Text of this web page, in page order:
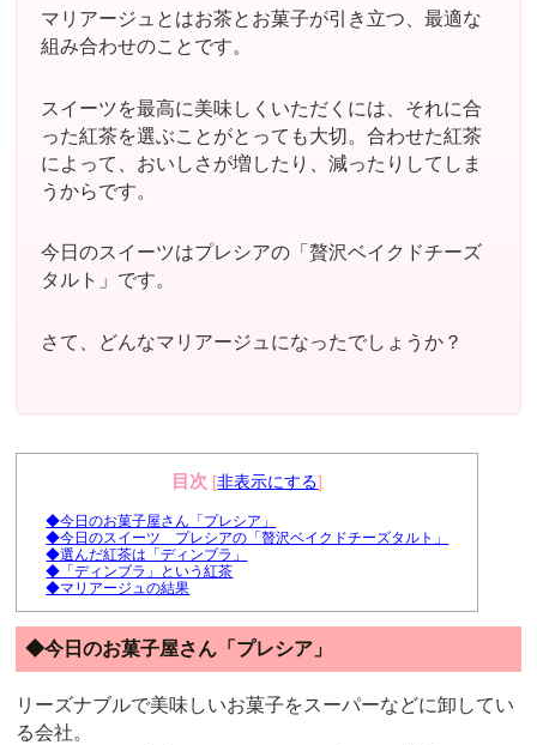
マリアージュとはお茶とお菓子が引き立つ、最適な
組み合わせのことです。
スイーツを最高に美味しくいただくには、それに合
った紅茶を選ぶことがとっても大切。合わせた紅茶
によって、おいしさが増したり、減ったりしてしま
うからです。
今日のスイーツはプレシアの「贅沢ベイクドチーズ
タルト」です。
さて、どんなマリアージュになったでしょうか？
目次 [非表示にする]
◆今日のお菓子屋さん「プレシア」
◆今日のスイーツ プレシアの「贅沢ベイクドチーズタルト」
◆選んだ紅茶は「ディンブラ」
◆「ディンブラ」という紅茶
◆マリアージュの結果
◆今日のお菓子屋さん「プレシア」
リーズナブルで美味しいお菓子をスーパーなどに卸してい
る会社。